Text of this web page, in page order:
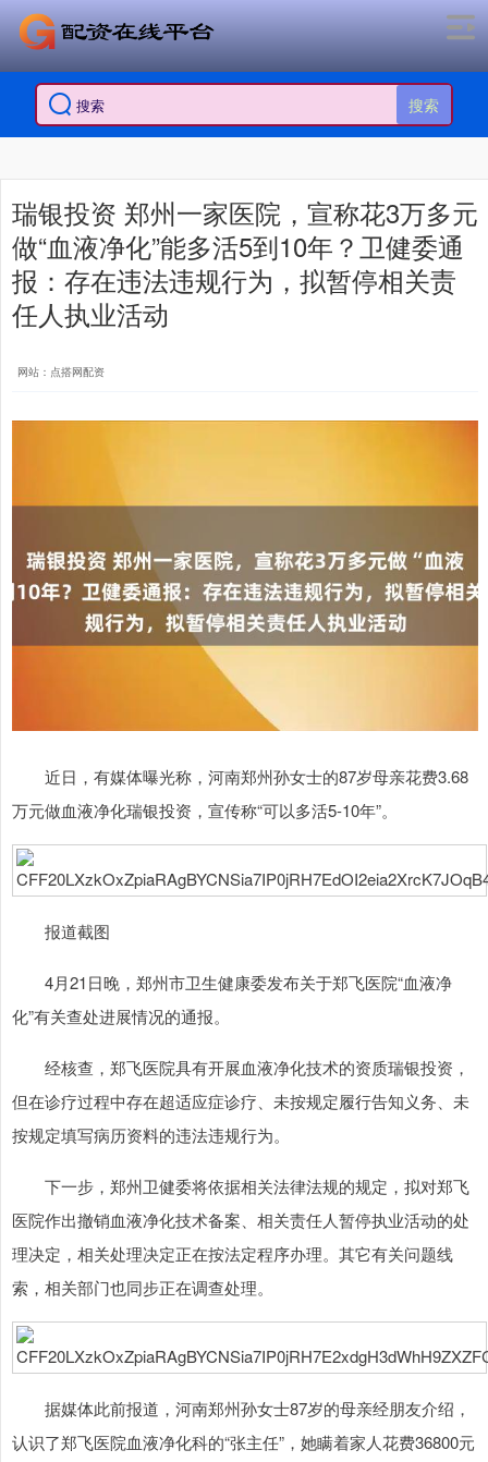
搜索
瑞银投资 郑州一家医院，宣称花3万多元
做“血液净化”能多活5到10年？卫健委通
报：存在违法违规行为，拟暂停相关责
任人执业活动
网站：点搭网配资
近日，有媒体曝光称，河南郑州孙女士的87岁母亲花费3.68
万元做血液净化瑞银投资，宣传称“可以多活5-10年”。
报道截图
4月21日晚，郑州市卫生健康委发布关于郑飞医院“血液净
化”有关查处进展情况的通报。
经核查，郑飞医院具有开展血液净化技术的资质瑞银投资，
但在诊疗过程中存在超适应症诊疗、未按规定履行告知义务、未
按规定填写病历资料的违法违规行为。
下一步，郑州卫健委将依据相关法律法规的规定，拟对郑飞
医院作出撤销血液净化技术备案、相关责任人暂停执业活动的处
理决定，相关处理决定正在按法定程序办理。其它有关问题线
索，相关部门也同步正在调查处理。
据媒体此前报道，河南郑州孙女士87岁的母亲经朋友介绍，
认识了郑飞医院血液净化科的“张主任”，她瞒着家人花费36800元